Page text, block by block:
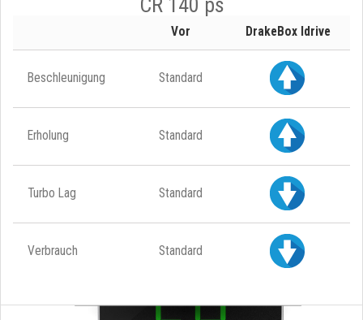
Vor DrakeBox Idrive
Beschleunigung Standard
Erholung Standard
Turbo Lag Standard
Verbrauch Standard